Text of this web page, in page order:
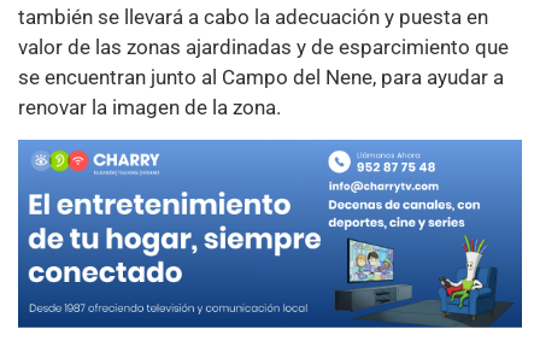
también se llevará a cabo la adecuación y puesta en
valor de las zonas ajardinadas y de esparcimiento que
se encuentran junto al Campo del Nene, para ayudar a
renovar la imagen de la zona.